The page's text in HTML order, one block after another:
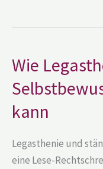
Wie
kann
Legasthenie und
eine Lese-
Wie
Legasthenie
Selbstbewusstsein
beeinflussen
kann